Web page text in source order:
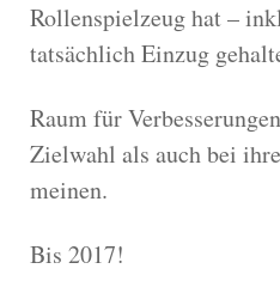
Rollenspielzeug hat –
tatsächlich Einzug
Raum für
Zielwahl als auch bei
meinen.
Bis 2017!